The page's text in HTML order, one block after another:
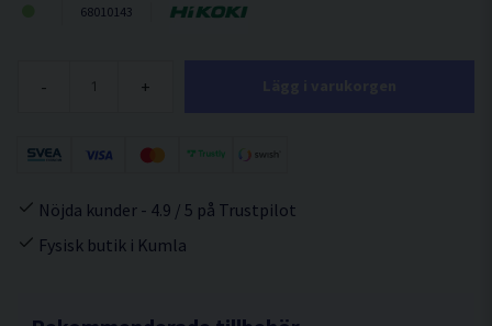
68010143
- +
Nöjda kunder - 4.9 / 5 på Trustpilot
Fysisk butik i Kumla